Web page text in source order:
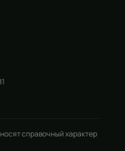
справочный характер